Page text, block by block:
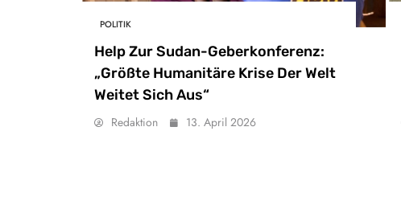
POLITIK
Help Zur Sudan-Geberkonferenz:
„Größte Humanitäre Krise Der Welt
Weitet Sich Aus“
Redaktion 13. April 2026